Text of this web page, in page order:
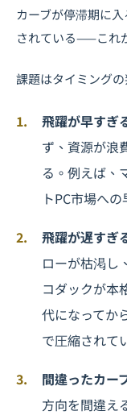
カーブが停滞期に
されている——これ
課題はタイミングの
飛躍が早すぎ
ず、資源が浪
る。例えば、
トPC市場へ
飛躍が遅すぎ
ローが枯渇し
コダックが本
代になってか
で圧縮されて
間違ったカー
方向を間違え